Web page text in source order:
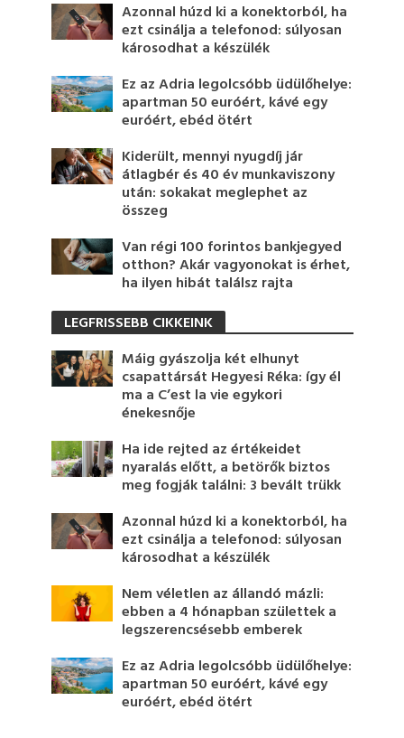
Azonnal húzd ki a konektorból, ha
ezt csinálja a telefonod: súlyosan
károsodhat a készülék
Ez az Adria legolcsóbb üdülőhelye:
apartman 50 euróért, kávé egy
euróért, ebéd ötért
Kiderült, mennyi nyugdíj jár
átlagbér és 40 év munkaviszony
után: sokakat meglephet az
összeg
Van régi 100 forintos bankjegyed
otthon? Akár vagyonokat is érhet,
ha ilyen hibát találsz rajta
LEGFRISSEBB CIKKEINK
Máig gyászolja két elhunyt
csapattársát Hegyesi Réka: így él
ma a C’est la vie egykori
énekesnője
Ha ide rejted az értékeidet
nyaralás előtt, a betörők biztos
meg fogják találni: 3 bevált trükk
Azonnal húzd ki a konektorból, ha
ezt csinálja a telefonod: súlyosan
károsodhat a készülék
Nem véletlen az állandó mázli:
ebben a 4 hónapban születtek a
legszerencsésebb emberek
Ez az Adria legolcsóbb üdülőhelye:
apartman 50 euróért, kávé egy
euróért, ebéd ötért